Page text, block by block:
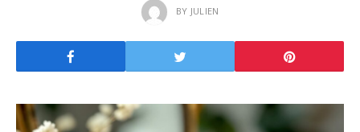
BY JULIEN